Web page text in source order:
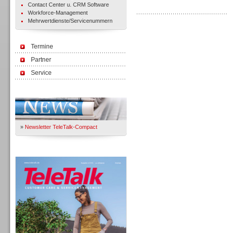
Contact Center u. CRM Software
Workforce-Management
Mehrwertdienste/Servicenummern
Termine
Partner
Service
» Newsletter TeleTalk-Compact